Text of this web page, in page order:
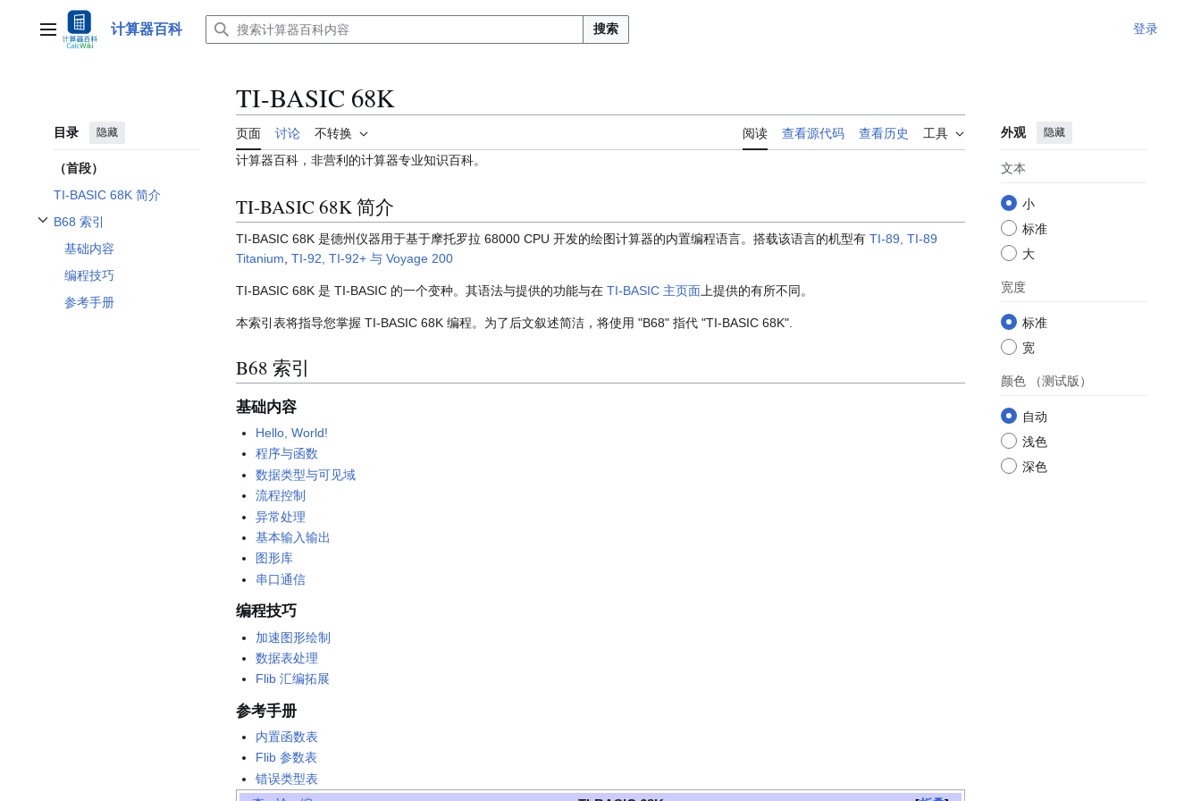
主菜单 计算器百科 搜索 登录
目录 隐藏
（首段）
TI-BASIC 68K 简介
B68 索引
开关B68 索引子章节
基础内容
编程技巧
参考手册
TI-BASIC 68K
页面 讨论 不转换 阅读 查看源代码 查看历史 工具 外观 隐藏
文本
小
标准
大
宽度
标准
宽
颜色 （测试版）
自动
浅色
深色
计算器百科，非营利的计算器专业知识百科。
TI-BASIC 68K 简介
TI-BASIC 68K 是德州仪器用于基于摩托罗拉 68000 CPU 开发的绘图计算器的内置编程语言。搭载该语言的机型有 TI-89, TI-89
Titanium TI-92, TI-92+ 与 Voyage 200
TI-BASIC 68K 是 TI-BASIC 的一个变种。其语法与提供的功能与在 TI-BASIC 主页面 上提供的有所不同。
本索引表将指导您掌握 TI-BASIC 68K 编程。为了后文叙述简洁，将使用 "B68" 指代 "TI-BASIC 68K".
B68 索引
基础内容
Hello, World!
程序与函数
数据类型与可见域
流程控制
异常处理
基本输入输出
图形库
串口通信
编程技巧
加速图形绘制
数据表处理
Flib 汇编拓展
参考手册
内置函数表
Flib 参数表
错误类型表